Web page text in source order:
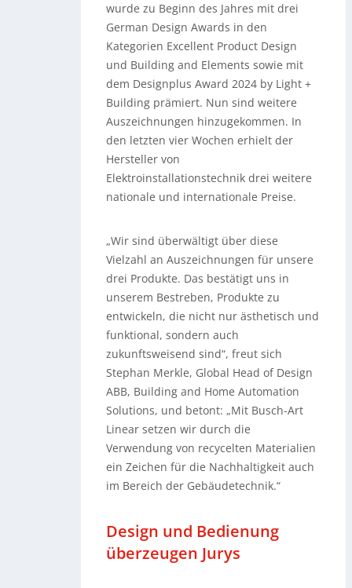
wurde zu Beginn des Jahres mit drei
German Design Awards in den
Kategorien Excellent Product Design
und Building and Elements sowie mit
dem Designplus Award 2024 by Light +
Building prämiert. Nun sind weitere
Auszeichnungen hinzugekommen. In
den letzten vier Wochen erhielt der
Hersteller von
Elektroinstallationstechnik drei weitere
nationale und internationale Preise.
„Wir sind überwältigt über diese
Vielzahl an Auszeichnungen für unsere
drei Produkte. Das bestätigt uns in
unserem Bestreben, Produkte zu
entwickeln, die nicht nur ästhetisch und
funktional, sondern auch
zukunftsweisend sind“, freut sich
Stephan Merkle, Global Head of Design
ABB, Building and Home Automation
Solutions, und betont: „Mit Busch-Art
Linear setzen wir durch die
Verwendung von recycelten Materialien
ein Zeichen für die Nachhaltigkeit auch
im Bereich der Gebäudetechnik.“
Design und Bedienung
überzeugen Jurys